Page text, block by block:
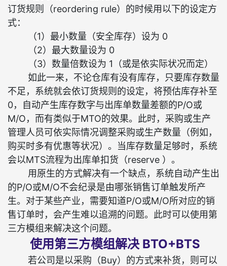
订货规则（reordering rule）的时候用以下的设定方
式：
（1）最小数量（安全库存）设为 0
（2） 最大数量设为 0
（3） 数量倍数设为 1（或是依实际状况而定）
如此一来，不论仓库有没有库存，只要库存数量
不足，系统就会依订货规则的设定，将预估库存补至
0，自动产生库存数字与出库单数量差额的P/O或
M/O，而有类似于MTO的效果。此时，采购或生产
管理人员可依实际情况调整采购或生产数量（例如，
购买时多有优惠等状况）。当库存数量足够时，系统
会以MTS流程为出库单扣货（reserve ）。
用原生的方式解决有一个缺点，系统自动产生出
的P/O或M/O不会纪录是由哪张销售订单触发所产
生。对于某些产业，需要知道P/O或M/O所对应的销
售订单时，会产生难以追溯的问题。此时可以使用第
三方模组来解决这个问题。
使用第三方模组解决 BTO+BTS
若公司是以采购（Buy）的方式来补货，则可以